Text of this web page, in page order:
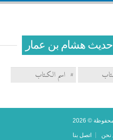
حديث هشام بن عمار
# اسم الكـتاب
© 2026
نحن اتصل بنا